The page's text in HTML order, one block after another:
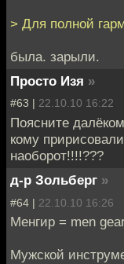
> Для полной
была. зарыли.
Просто Изя »
#63 | 22.10.10 16:22
Поясните
кому
наоборот!!!!???
д-р Зольберг »
#64 | 22.10.10 16:26
Менгир = men
Мужской